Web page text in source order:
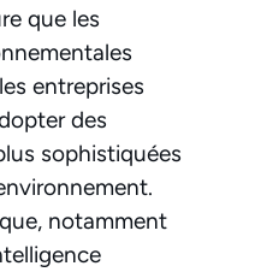
que les
entreprises
des
sophistiquées
notamment